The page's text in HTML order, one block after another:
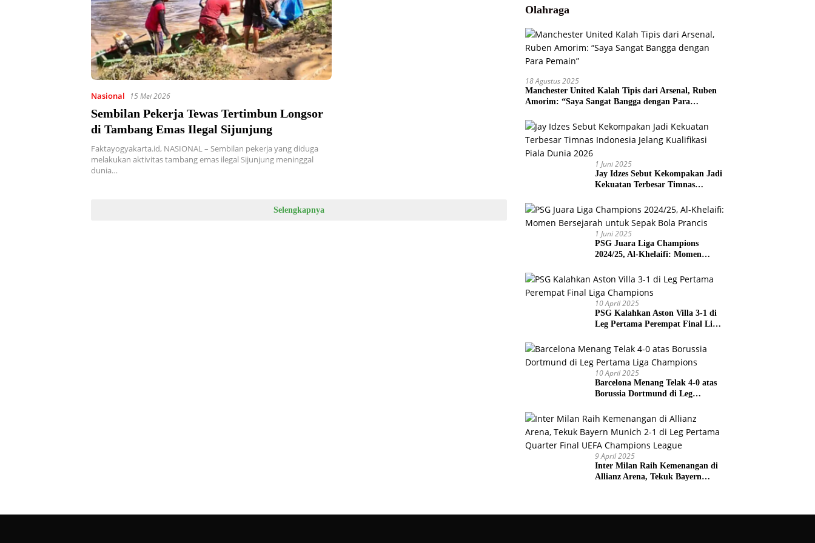
Nasional 15 Mei 2026
Sembilan Pekerja Tewas Tertimbun Longsor
di Tambang Emas Ilegal Sijunjung
Faktayogyakarta.id, NASIONAL – Sembilan pekerja yang diduga
melakukan aktivitas tambang emas ilegal Sijunjung meninggal
dunia…
Selengkapnya
Olahraga
18 Agustus 2025
Manchester United Kalah Tipis dari Arsenal, Ruben
Amorim: “Saya Sangat Bangga dengan Para
1 Juni 2025
Jay Idzes Sebut Kekompakan Jadi
Kekuatan Terbesar Timnas
Dunia 2026
1 Juni 2025
PSG Juara Liga Champions
2024/25, Al-Khelaifi: Momen
Prancis
10 April 2025
PSG Kalahkan Aston Villa 3-1 di
Leg Pertama Perempat Final Liga
10 April 2025
Barcelona Menang Telak 4-0 atas
Borussia Dortmund di Leg
9 April 2025
Inter Milan Raih Kemenangan di
Allianz Arena, Tekuk Bayern